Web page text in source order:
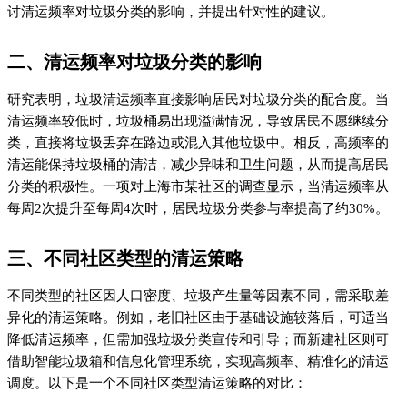
讨清运频率对垃圾分类的影响，并提出针对性的建议。
二、清运频率对垃圾分类的影响
研究表明，垃圾清运频率直接影响居民对垃圾分类的配合度。当
清运频率较低时，垃圾桶易出现溢满情况，导致居民不愿继续分
类，直接将垃圾丢弃在路边或混入其他垃圾中。相反，高频率的
清运能保持垃圾桶的清洁，减少异味和卫生问题，从而提高居民
分类的积极性。一项对上海市某社区的调查显示，当清运频率从
每周2次提升至每周4次时，居民垃圾分类参与率提高了约30%。
三、不同社区类型的清运策略
不同类型的社区因人口密度、垃圾产生量等因素不同，需采取差
异化的清运策略。例如，老旧社区由于基础设施较落后，可适当
降低清运频率，但需加强垃圾分类宣传和引导；而新建社区则可
借助智能垃圾箱和信息化管理系统，实现高频率、精准化的清运
调度。以下是一个不同社区类型清运策略的对比：